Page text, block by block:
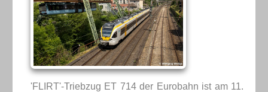
'FLIRT'-Triebzug ET 714 der Eurobahn ist am 11.